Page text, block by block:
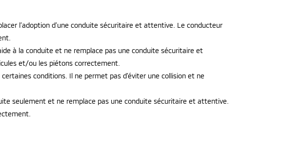
l’adoption d’une conduite sécuritaire et attentive. Le conducteur
à la conduite et ne remplace pas une conduite sécuritaire et
et/ou les piétons correctement.
conditions. Il ne permet pas d’éviter une collision et ne
seulement et ne remplace pas une conduite sécuritaire et attentive.